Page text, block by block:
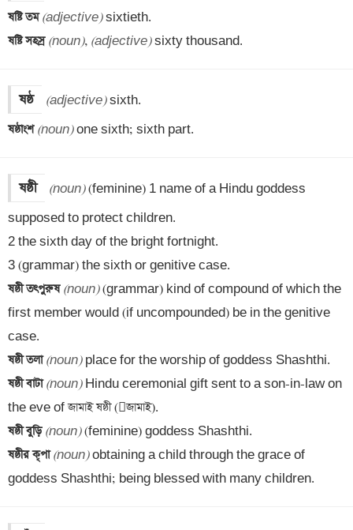
ষষ্টি তম (adjective)
ষষ্টি সহস্র (noun), (adjective) sixty thousand.
ষষ্ঠ (adjective)
ষষ্ঠাংশ (noun) one sixth; sixth part.
ষষ্ঠী (noun) (feminine) 1 name of a Hindu goddess
supposed to protect children.
2 the sixth day of the bright fortnight.
ষষ্ঠী তৎপুরুষ (noun) (grammar) kind of compound of which the
first member would (if uncompounded) be in the genitive
ষষ্ঠী তলা (noun)
ষষ্ঠী বাটা (noun) Hindu ceremonial gift sent to a son-in-law on
ষষ্ঠী বুড়ি (noun)
ষষ্ঠীর কৃপা (noun) obtaining a child through the grace of
goddess Shashthi; being blessed with many children.